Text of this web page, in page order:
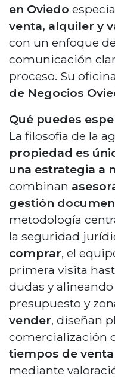
en Oviedo
venta, alquiler y
con un enfoque
comunicación
proceso. Su
de Negocios
Qué puedes
La filosofía de la
propiedad es
una estrategia a
combinan
gestión
metodología
la seguridad
comprar, el
primera visita
dudas y
presupuesto y
vender, diseñan
comercialización
tiempos de venta
mediante